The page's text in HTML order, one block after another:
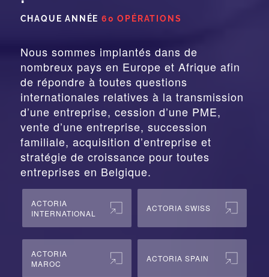
CHAQUE ANNÉE 60 OPÉRATIONS
Nous sommes implantés dans de
nombreux pays en Europe et Afrique afin
de répondre à toutes questions
internationales relatives à la transmission
d’une entreprise, cession d’une PME,
vente d’une entreprise, succession
familiale, acquisition d’entreprise et
stratégie de croissance pour toutes
entreprises en Belgique.
ACTORIA
INTERNATIONAL
ACTORIA SWISS
ACTORIA
MAROC
ACTORIA SPAIN